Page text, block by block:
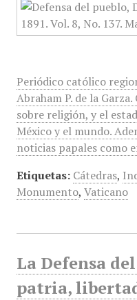
Periódico católico
Abraham P. de la
sobre religión, y el
México y el mundo.
noticias papales como
Etiquetas: Cátedras,
Monumento, Vaticano
La Defensa
patria,